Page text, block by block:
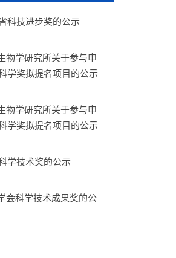
科技进步奖的公示
物学研究所关于参与申
学奖拟提名项目的公示
物学研究所关于参与申
学奖拟提名项目的公示
学技术奖的公示
会科学技术成果奖的公